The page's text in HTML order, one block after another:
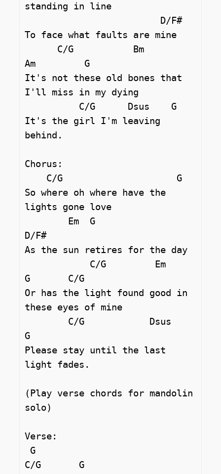
standing in line
To face what faults are mine
Am         G
It's not these old bones that
I'll miss in my dying
It's the girl I'm leaving
behind.
Chorus:
So where oh where have the
lights gone love
D/F#
As the sun retires for the day
G       C/G
Or has the light found good in
these eyes of mine
G
Please stay until the last
light fades.
(Play verse chords for mandolin
solo)
Verse:
C/G       G